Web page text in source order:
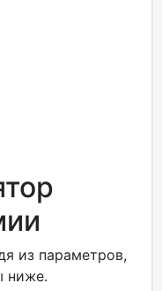
из параметров,
ниже.